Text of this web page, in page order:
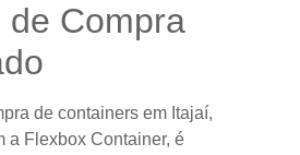
de Compra
de containers em Itajaí,
a Flexbox Container, é